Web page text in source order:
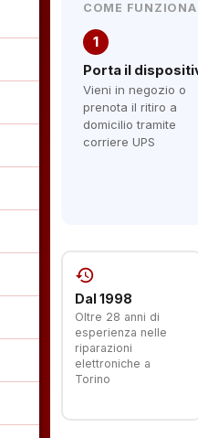
COME FUNZIONA
1
Porta il
Vieni in negozio o
prenota il ritiro a
domicilio tramite
corriere UPS
history
Dal 1998
Oltre 28 anni di
esperienza nelle
riparazioni
elettroniche a
Torino